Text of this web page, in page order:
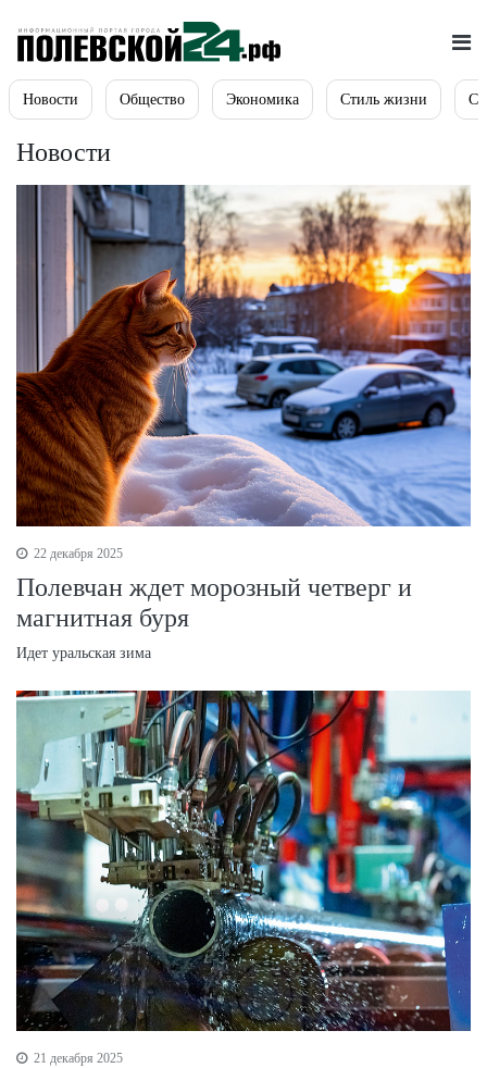
Новости Общество Экономика Стиль жизни
Новости
22 декабря 2025
Полевчан ждет морозный четверг и
магнитная буря
Идет уральская зима
21 декабря 2025